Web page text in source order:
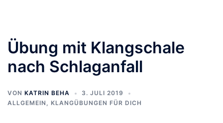
Übung mit Klangschale
nach Schlaganfall
VON KATRIN BEHA
3. JULI 2019
ALLGEMEIN , KLANGÜBUNGEN FÜR DICH